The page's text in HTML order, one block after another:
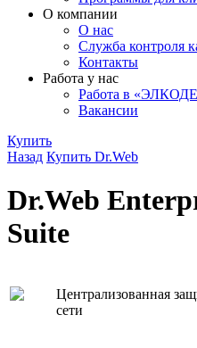
О компании
О нас
Служба контроля
Контакты
Работа у нас
Работа в
Вакансии
Купить
Назад Купить Dr.Web
Dr.Web
Suite
Централизованная
сети